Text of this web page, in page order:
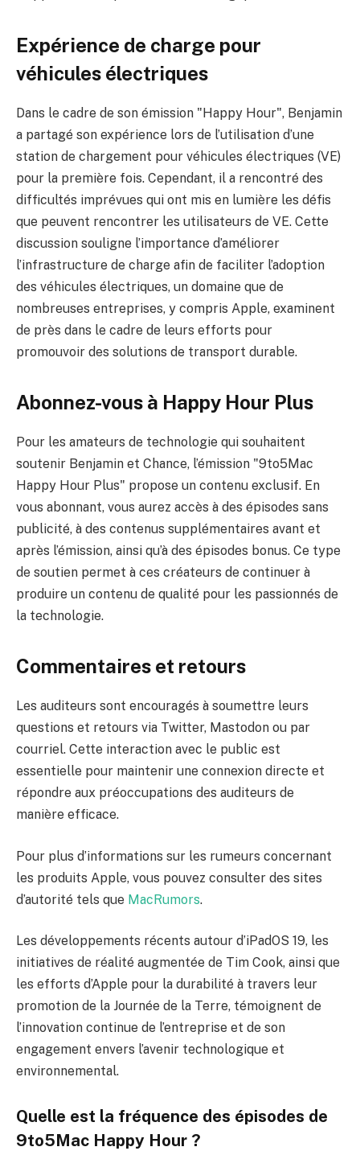
Expérience de charge pour
véhicules électriques
Dans le cadre de son émission "Happy Hour", Benjamin
a partagé son expérience lors de l’utilisation d’une
station de chargement pour véhicules électriques (VE)
pour la première fois. Cependant, il a rencontré des
difficultés imprévues qui ont mis en lumière les défis
que peuvent rencontrer les utilisateurs de VE. Cette
discussion souligne l’importance d’améliorer
l’infrastructure de charge afin de faciliter l’adoption
des véhicules électriques, un domaine que de
nombreuses entreprises, y compris Apple, examinent
de près dans le cadre de leurs efforts pour
promouvoir des solutions de transport durable.
Abonnez-vous à Happy Hour Plus
Pour les amateurs de technologie qui souhaitent
soutenir Benjamin et Chance, l’émission "9to5Mac
Happy Hour Plus" propose un contenu exclusif. En
vous abonnant, vous aurez accès à des épisodes sans
publicité, à des contenus supplémentaires avant et
après l’émission, ainsi qu’à des épisodes bonus. Ce type
de soutien permet à ces créateurs de continuer à
produire un contenu de qualité pour les passionnés de
la technologie.
Commentaires et retours
Les auditeurs sont encouragés à soumettre leurs
questions et retours via Twitter, Mastodon ou par
courriel. Cette interaction avec le public est
essentielle pour maintenir une connexion directe et
répondre aux préoccupations des auditeurs de
manière efficace.
Pour plus d’informations sur les rumeurs concernant
les produits Apple, vous pouvez consulter des sites
d’autorité tels que MacRumors.
Les développements récents autour d’iPadOS 19, les
initiatives de réalité augmentée de Tim Cook, ainsi que
les efforts d’Apple pour la durabilité à travers leur
promotion de la Journée de la Terre, témoignent de
l’innovation continue de l’entreprise et de son
engagement envers l’avenir technologique et
environnemental.
Quelle est la fréquence des épisodes de
9to5Mac Happy Hour ?